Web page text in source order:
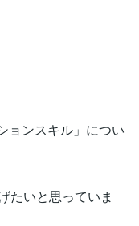
ョンスキル」につい
たいと思っていま